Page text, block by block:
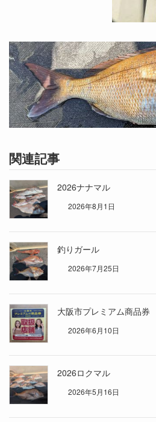
関連記事
2026ナナマル
2026年8月1日
釣りガール
2026年7月25日
大阪市プレミアム商品券
2026年6月10日
2026ロクマル
2026年5月16日